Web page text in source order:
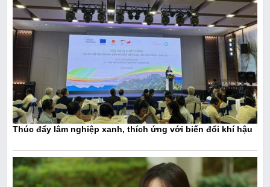
Thúc đẩy lâm nghiệp xanh, thích ứng với biến đổi khí hậu